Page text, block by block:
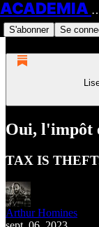
ACADEMIA
S'abonner Se
Oui, l'impôt
TAX IS
Arthur Homines